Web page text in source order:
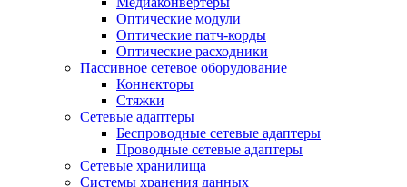
Оптические модули
Оптические патч-корды
Оптические расходники
Пассивное сетевое оборудование
Коннекторы
Стяжки
Сетевые адаптеры
Беспроводные сетевые адаптеры
Проводные сетевые адаптеры
Сетевые хранилища
Системы хранения данных